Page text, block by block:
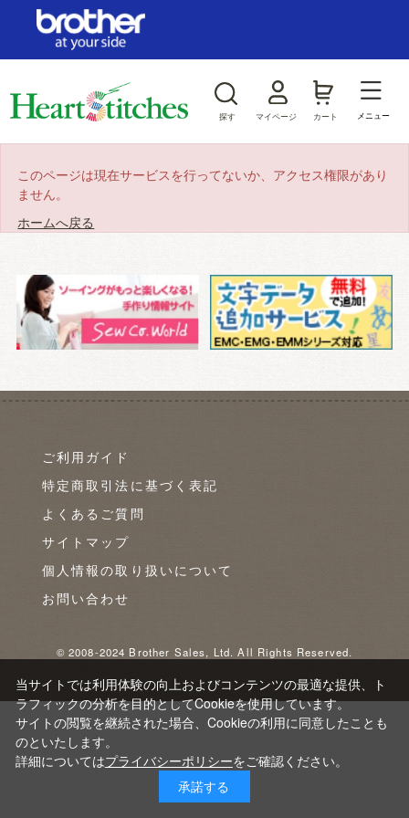
探す マイページ カート メニュー
このページは現在サービスを行ってないか、アクセス権限があり
ません。
ホームへ戻る
ご利用ガイド
特定商取引法に基づく表記
よくあるご質問
サイトマップ
個人情報の取り扱いについて
お問い合わせ
© 2008-2024 Brother Sales, Ltd. All Rights Reserved.
ログイン/新規会員登録
当サイトでは利用体験の向上およびコンテンツの最適な提供、ト
ラフィックの分析を目的としてCookieを使用しています。
サイトの閲覧を継続された場合、Cookieの利用に同意したことも
のといたします。
詳細についてはプライバシーポリシーをご確認ください。
承諾する